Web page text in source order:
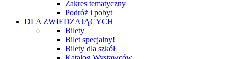
Zakres tematyczny
Podróż i pobyt
DLA ZWIEDZAJĄCYCH
Bilety
Bilet specjalny!
Bilety dla szkół